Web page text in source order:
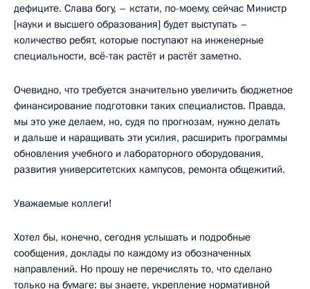
дефиците. Слава богу, – кстати, по-моему, сейчас Министр
[науки и высшего образования] будет выступать –
количество ребят, которые поступают на инженерные
специальности, всё-так растёт и растёт заметно.
Очевидно, что требуется значительно увеличить бюджетное
финансирование подготовки таких специалистов. Правда,
мы это уже делаем, но, судя по прогнозам, нужно делать
и дальше и наращивать эти усилия, расширить программы
обновления учебного и лабораторного оборудования,
развития университетских кампусов, ремонта общежитий.
Уважаемые коллеги!
Хотел бы, конечно, сегодня услышать и подробные
сообщения, доклады по каждому из обозначенных
направлений. Но прошу не перечислять то, что сделано
только на бумаге: вы знаете, укрепление нормативной